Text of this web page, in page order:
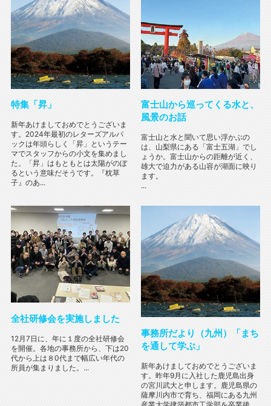
特集「昇」
新年あけましておめでとうございま
す。2024年最初のレターズアルパ
ックは年頭らしく「昇」というテー
マでスタッフからの小文を集めまし
た。「昇」はもともとは太陽がのぼ
るという意味だそうです。『枕草
子』のあ...
富士山から巡ってくる水と、
風景のお話
富士山と水と聞いて思い浮かぶの
は、山梨県にある「富士五湖」でし
ょうか。富士山からの距離が近く、
雄大で迫力がある山容が湖面に映り
ます。
...
全社研修会を実施しました
12月7日に、年に１度の全社研修会
を開催。各地の事務所から、下は20
代から上は８0代まで幅広い年代の
所員が集まりました。...
事務所だより（九州）「まち
を通して学ぶ」
新年あけましておめでとうございま
す。昨年9月に入社した鹿児島出身
の宮川武大と申します。鹿児島県の
薩摩川内市で育ち、福岡にある九州